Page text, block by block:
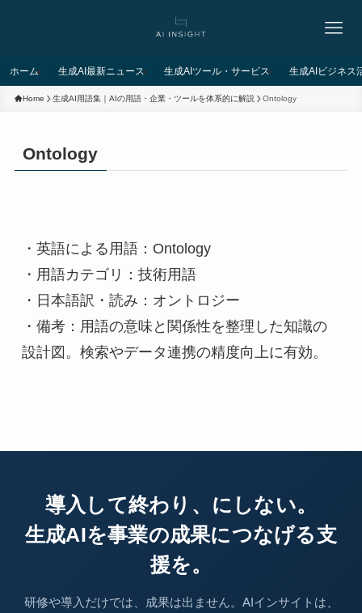
ホーム 生成AI最新ニュース 生成AIツール・サービス 生成AIビジネス
Home 生成AI用語集｜AIの用語・企業・ツールを体系的に解説 Ontology
Ontology
・英語による用語：Ontology
・用語カテゴリ：技術用語
・備考：用語の意味と関係性を整理した知識の
設計図。検索やデータ連携の精度向上に有効。
導入して終わり、にしない。
生成AIを事業の成果につなげる支
援を。
研修や導入だけでは、成果は出ません。AIインサイトは、